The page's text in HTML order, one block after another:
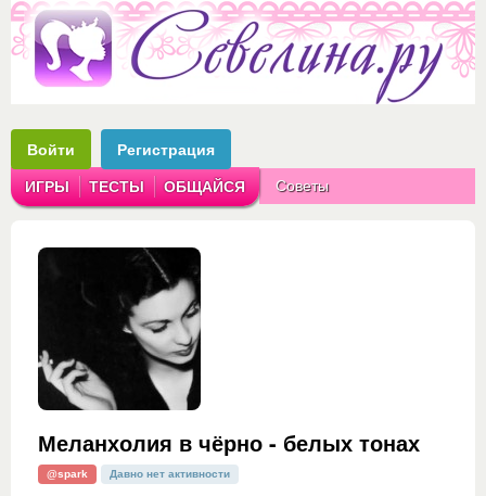
Войти Регистрация
ИГРЫ ТЕСТЫ ОБЩАЙСЯ Советы
Меланхолия в чёрно - белых тонах
@spark Давно нет активности